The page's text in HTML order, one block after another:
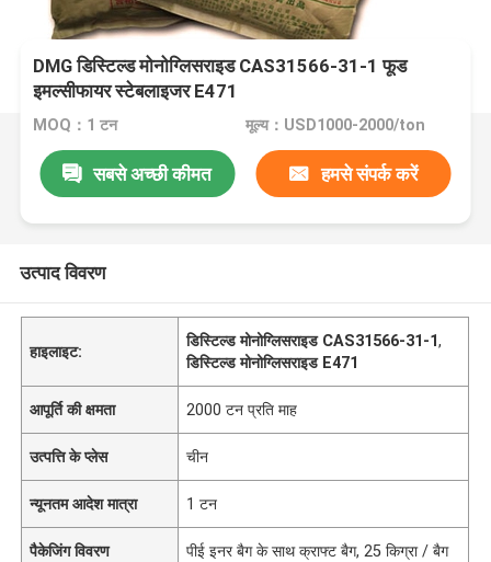
DMG डिस्टिल्ड मोनोग्लिसराइड CAS31566-31-1 फूड
इमल्सीफायर स्टेबलाइजर E471
MOQ：1 टन मूल्य：USD1000-2000/ton
सबसे अच्छी कीमत हमसे संपर्क करें
उत्पाद विवरण
हाइलाइट:
डिस्टिल्ड मोनोग्लिसराइड CAS31566-31-1,
डिस्टिल्ड मोनोग्लिसराइड E471
आपूर्ति की क्षमता 2000 टन प्रति माह
उत्पत्ति के प्लेस चीन
न्यूनतम आदेश मात्रा 1 टन
पैकेजिंग विवरण पीई इनर बैग के साथ क्राफ्ट बैग, 25 किग्रा / बैग